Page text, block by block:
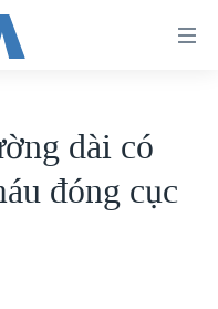
dài có
đóng cục